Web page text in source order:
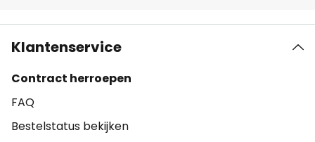
Klantenservice
Contract herroepen
FAQ
Bestelstatus bekijken